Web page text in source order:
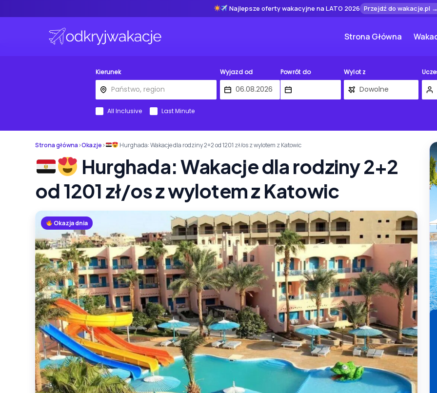
Najlepsze oferty wakacyjne na LATO 2026 Przejdź do wakacje.pl
Strona Główna
Kierunek Wyjazd od Powrót do Wylot z
All Inclusive Last Minute
Strona główna›Okazje› Hurghada: Wakacje dla rodziny 2+2 od 1201 zł/os z wylotem z Katowic
Hurghada: Wakacje dla rodziny 2+2
od 1201 zł/os z wylotem z Katowic
Okazja dnia